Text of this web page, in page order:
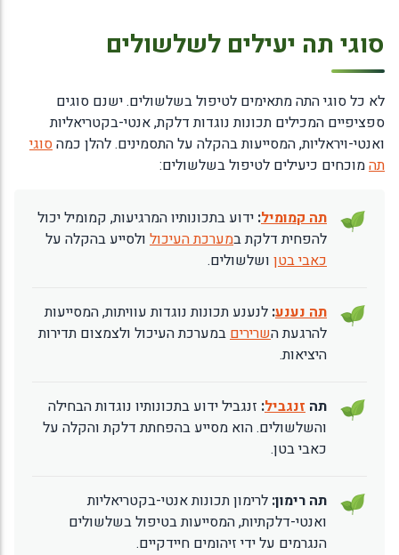
סוגי תה יעילים לשלשולים
לא כל סוגי התה מתאימים לטיפול בשלשולים. ישנם סוגים
ספציפיים המכילים תכונות נוגדות דלקת, אנטי-בקטריאליות
ואנטי-ויראליות, המסייעות בהקלה על התסמינים. להלן כמהסוגי
תהמוכחים כיעילים לטיפול בשלשולים:
תה קמומיל: ידוע בתכונותיו המרגיעות, קמומיל יכול
להפחית דלקת במערכת העיכול ולסייע בהקלה על
כאבי בטן ושלשולים.
תה נענע: לנענע תכונות נוגדות עוויתות, המסייעות
להרגעת השריריםבמערכת העיכול ולצמצום תדירות
היציאות.
תה זנגביל: זנגביל ידוע בתכונותיו נוגדות הבחילה
והשלשולים. הוא מסייע בהפחתת דלקת והקלה על
כאבי בטן.
תה רימון: לרימון תכונות אנטי-בקטריאליות
ואנטי-דלקתיות, המסייעות בטיפול בשלשולים
הנגרמים על ידי זיהומים חיידקיים.